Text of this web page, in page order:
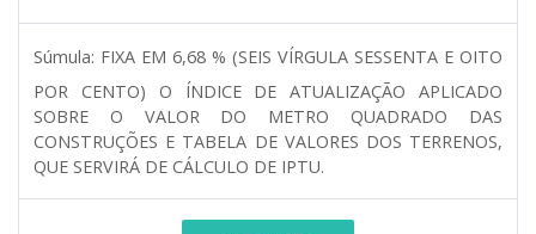
Súmula: FIXA EM 6,68 % (SEIS VÍRGULA SESSENTA E OITO
POR CENTO) O ÍNDICE DE ATUALIZAÇÃO APLICADO
SOBRE O VALOR DO METRO QUADRADO DAS
CONSTRUÇÕES E TABELA DE VALORES DOS TERRENOS,
QUE SERVIRÁ DE CÁLCULO DE IPTU.